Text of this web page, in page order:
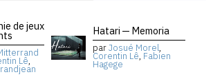
de jeux
Lê,
Hatari — Memoria
parJosué Morel,
Corentin Lê, Fabien
Hagege